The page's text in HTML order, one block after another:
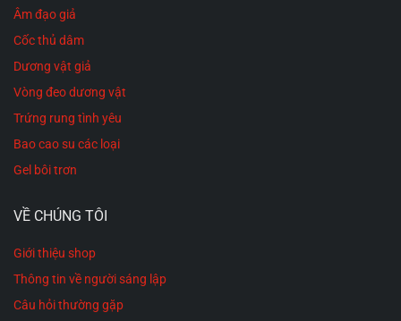
Âm đạo giả
Cốc thủ dâm
Dương vật giả
Vòng đeo dương vật
Trứng rung tình yêu
Bao cao su các loại
Gel bôi trơn
VỀ CHÚNG TÔI
Giới thiệu shop
Thông tin về người sáng lập
Câu hỏi thường gặp